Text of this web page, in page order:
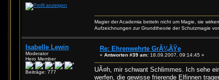
Magier der Academia betteln nicht um Magie, sie
Aufzeichnungen zur Grundtheorie der Schutzmagie
Isabelle Lewin
Moderator
Hero Member
Beiträge: 777
Re: Ehrenwehrte GrÃ¼ÃŸe
« Antworten #39 am: 18.09.2007, 09:14:45 »
UÃ¤h, mir schwant Schlimmes. Ich sehe
werfen, die gewisse frierende Elfinnen